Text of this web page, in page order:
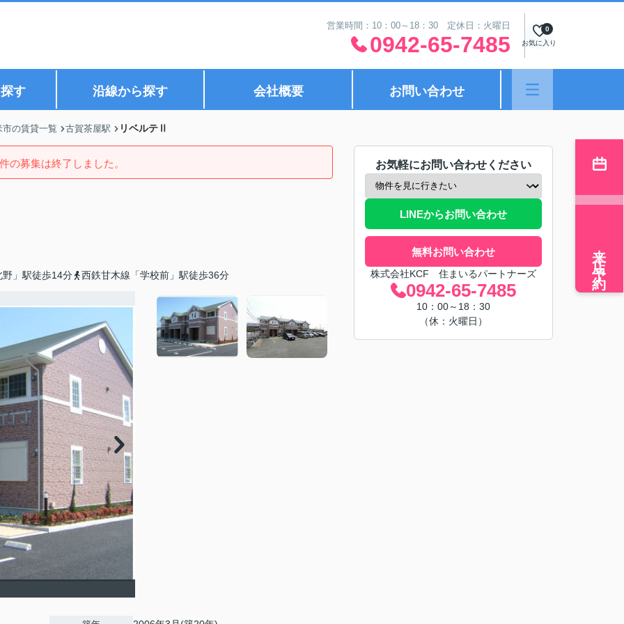
営業時間：10：00～18：30 定休日：火曜日
0942-65-7485 お気に入り
0
す 沿線から探す 会社概要 お問い合わせ
市の賃貸一覧 古賀茶屋駅 リベルテⅡ
の募集は終了しました。
」駅徒歩14分 西鉄甘木線「学校前」駅徒歩36分
お気軽にお問い合わせください
LINEからお問い合わせ
無料お問い合わせ
株式会社KCF 住まいるパートナーズ
0942-65-7485
10：00～18：30
（休：火曜日）
来店予約